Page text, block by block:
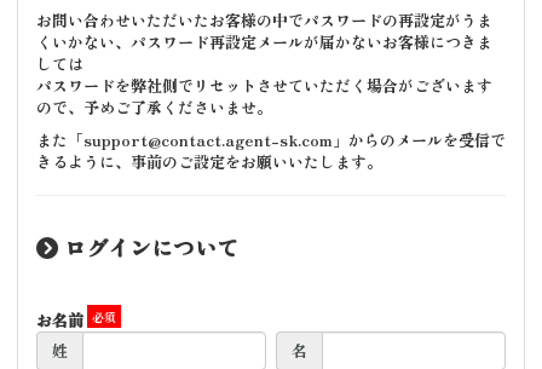
お問い合わせいただいたお客様の中でパスワードの再設定がうま
くいかない、パスワード再設定メールが届かないお客様につきま
しては
パスワードを弊社側でリセットさせていただく場合がございます
ので、予めご了承くださいませ。
また「support@contact.agent-sk.com」からのメールを受信で
きるように、事前のご設定をお願いいたします。
ログインについて
お名前
姓
名